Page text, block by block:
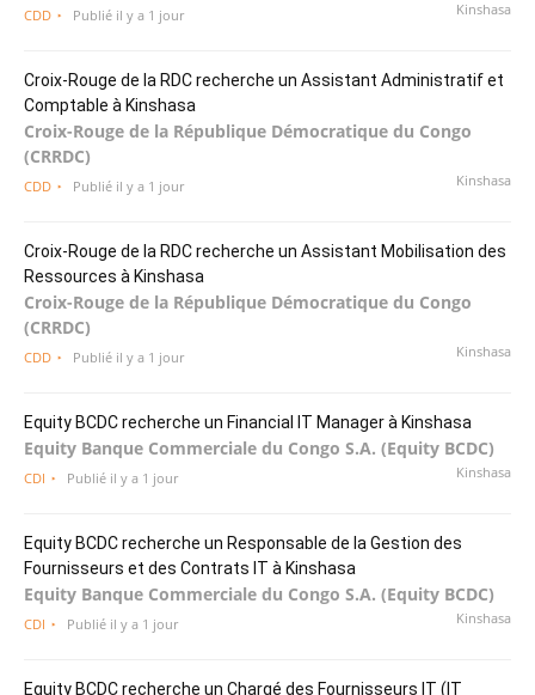
Kinshasa
CDD Publié il y a 1 jour
Croix-Rouge de la RDC recherche un Assistant Administratif et
Comptable à Kinshasa
Croix-Rouge de la République Démocratique du Congo
(CRRDC)
Kinshasa
CDD Publié il y a 1 jour
Croix-Rouge de la RDC recherche un Assistant Mobilisation des
Ressources à Kinshasa
Croix-Rouge de la République Démocratique du Congo
(CRRDC)
Kinshasa
CDD Publié il y a 1 jour
Equity BCDC recherche un Financial IT Manager à Kinshasa
Equity Banque Commerciale du Congo S.A. (Equity BCDC)
Kinshasa
CDI Publié il y a 1 jour
Equity BCDC recherche un Responsable de la Gestion des
Fournisseurs et des Contrats IT à Kinshasa
Equity Banque Commerciale du Congo S.A. (Equity BCDC)
Kinshasa
CDI Publié il y a 1 jour
Equity BCDC recherche un Chargé des Fournisseurs IT (IT